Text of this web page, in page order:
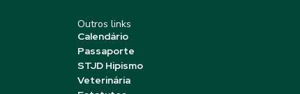
Outros links
Calendário
Passaporte
STJD Hipismo
Veterinária